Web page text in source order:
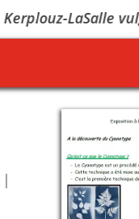
LaSalle
|